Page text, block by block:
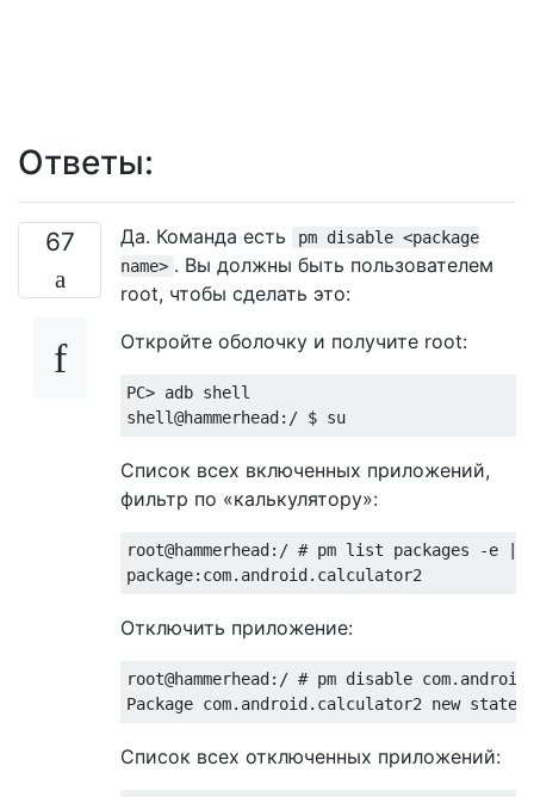
Ответы:
67 Да. Команда есть
pm disable <package
name> . Вы должны быть пользователем
root, чтобы сделать это:
Откройте оболочку и получите root:
PC> adb shell
Список всех включенных приложений,
фильтр по «калькулятору»:
root@hammerhead:/ # pm list packages -e
Отключить приложение:
root@hammerhead:/ # pm disable
Список всех отключенных приложений: